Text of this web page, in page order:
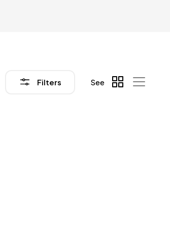
Filters See